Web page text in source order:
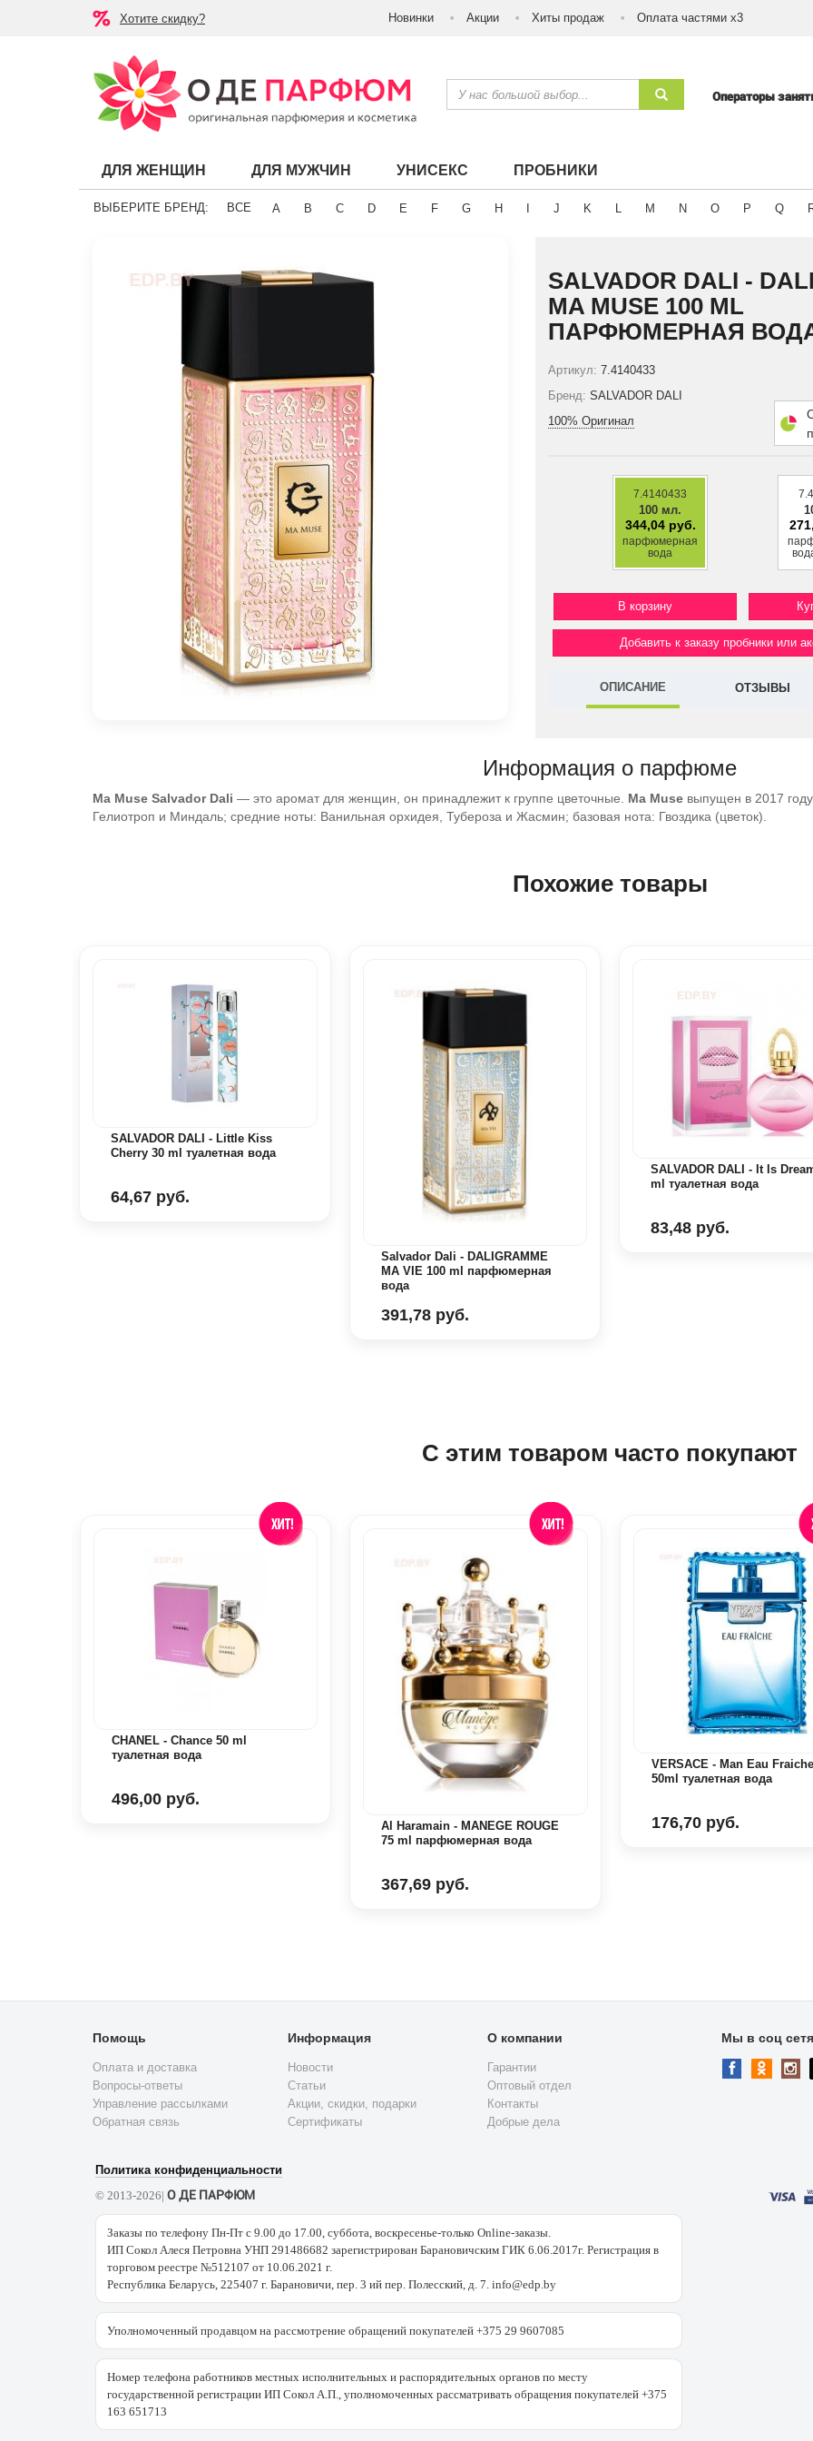
Хотите скидку? Новинки Акции Хиты продаж Оплата частями х3
Операторы
ДЛЯ ЖЕНЩИН ДЛЯ МУЖЧИН УНИСЕКС ПРОБНИКИ
ВЫБЕРИТЕ БРЕНД: ВСЕ A B C D E F G H J K L M N O P Q
SALVADOR DALI -
MA MUSE 100 ML
ПАРФЮМЕРНАЯ
Артикул: 7.4140433
Бренд: SALVADOR DALI
100% Оригинал
7.4140433
100 мл.
344,04 руб.
парфюмерная
вода
Добавить к заказу пробники или
ОПИСАНИЕ ОТЗЫВЫ
Информация о парфюме
Ma Muse Salvador Dali — это аромат для женщин, он принадлежит к группе цветочные. Ma Muse выпущен в 2017
Гелиотроп и Миндаль; средние ноты: Ванильная орхидея, Тубероза и Жасмин; базовая нота: Гвоздика (цветок).
Похожие товары
SALVADOR DALI - Little Kiss
Cherry 30 ml туалетная вода
64,67 руб.
Salvador Dali - DALIGRAMME
MA VIE 100 ml парфюмерная
вода
391,78 руб.
SALVADOR DALI - It Is
ml туалетная вода
83,48 руб.
С этим товаром часто покупают
CHANEL - Chance 50 ml
туалетная вода
496,00 руб.
Al Haramain - MANEGE ROUGE
75 ml парфюмерная вода
367,69 руб.
VERSACE - Man Eau Fraiche
50ml туалетная вода
176,70 руб.
Помощь
Оплата и доставка
Вопросы-ответы
Управление рассылками
Обратная связь
Информация
Новости
Статьи
Акции, скидки, подарки
Сертификаты
О компании
Гарантии
Оптовый отдел
Контакты
Добрые дела
Мы в соц
Политика конфиденциальности
© 2013-2026| О ДЕ ПАРФЮМ
Заказы по телефону Пн-Пт с 9.00 до 17.00, суббота, воскресенье-только Online-заказы.
ИП Сокол Алеся Петровна УНП 291486682 зарегистрирован Барановичским ГИК 6.06.2017г. Регистрация в
торговом реестре №512107 от 10.06.2021 г.
Республика Беларусь, 225407 г. Барановичи, пер. 3 ий пер. Полесский, д. 7. info@edp.by
Уполномоченный продавцом на рассмотрение обращений покупателей +375 29 9607085
Номер телефона работников местных исполнительных и распорядительных органов по месту
государственной регистрации ИП Сокол А.П., уполномоченных рассматривать обращения покупателей +375
163 651713